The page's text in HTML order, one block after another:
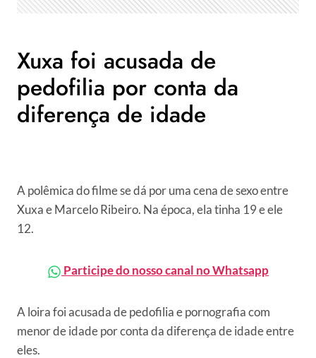
Xuxa foi acusada de
pedofilia por conta da
diferença de idade
A polêmica do filme se dá por uma cena de sexo entre
Xuxa e Marcelo Ribeiro. Na época, ela tinha 19 e ele
12.
Participe do nosso canal no Whatsapp
A loira foi acusada de pedofilia e pornografia com
menor de idade por conta da diferença de idade entre
eles.